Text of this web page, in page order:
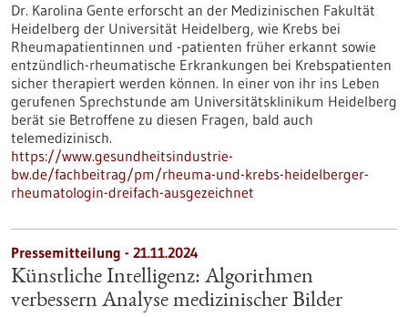
Dr. Karolina Gente erforscht an der Medizinischen Fakultät
Heidelberg der Universität Heidelberg, wie Krebs bei
Rheumapatientinnen und -patienten früher erkannt sowie
entzündlich-rheumatische Erkrankungen bei Krebspatienten
sicher therapiert werden können. In einer von ihr ins Leben
gerufenen Sprechstunde am Universitätsklinikum Heidelberg
berät sie Betroffene zu diesen Fragen, bald auch
telemedizinisch.
https://www.gesundheitsindustrie-
bw.de/fachbeitrag/pm/rheuma-und-krebs-heidelberger-
rheumatologin-dreifach-ausgezeichnet
Pressemitteilung - 21.11.2024
Künstliche Intelligenz: Algorithmen
verbessern Analyse medizinischer Bilder